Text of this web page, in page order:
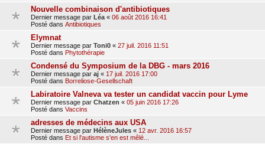
Nouvelle combinaison d'antibiotiques
Dernier message par Léa « 06 août 2016 16:41
Posté dans Antibiotiques
Elymnat
Dernier message par Toni0 « 27 juil. 2016 11:51
Posté dans Phytothérapie
Condensé du Symposium de la DBG - mars 2016
Dernier message par aj « 17 juil. 2016 17:00
Posté dans Borreliose-Gesellschaft
Labiratoire Valneva va tester un candidat vaccin pour Lyme
Dernier message par Chatzen « 05 juin 2016 17:26
Posté dans Vaccins
adresses de médecins aux USA
Dernier message par HélèneJules « 12 avr. 2016 16:57
Posté dans Et si l'autisme s'en est mêlé...